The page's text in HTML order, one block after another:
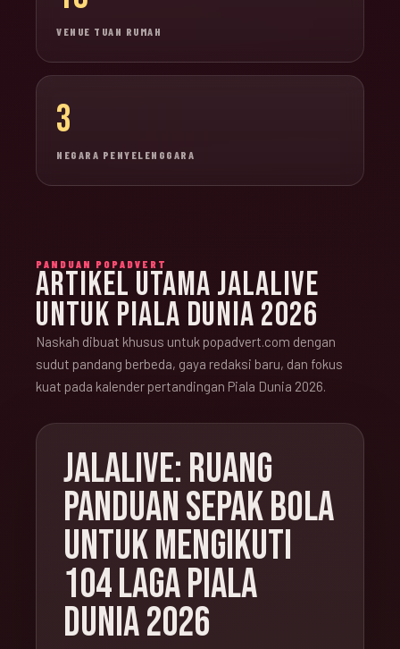
VENUE TUAN RUMAH
3
NEGARA PENYELENGGARA
PANDUAN POPADVERT
ARTIKEL UTAMA JALALIVE
UNTUK PIALA DUNIA 2026
Naskah dibuat khusus untuk popadvert.com dengan
sudut pandang berbeda, gaya redaksi baru, dan fokus
kuat pada kalender pertandingan Piala Dunia 2026.
JALALIVE: RUANG
PANDUAN SEPAK BOLA
UNTUK MENGIKUTI
104 LAGA PIALA
DUNIA 2026